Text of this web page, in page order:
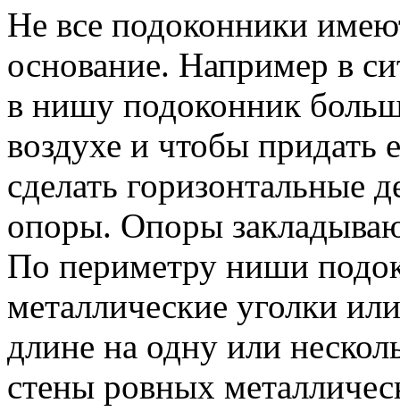
Не все подоконники
основание. Например в
в нишу подоконник
воздухе и чтобы придать
сделать горизонтальные
опоры. Опоры
По периметру ниши
металлические уголки
длине на одну или
стены ровных